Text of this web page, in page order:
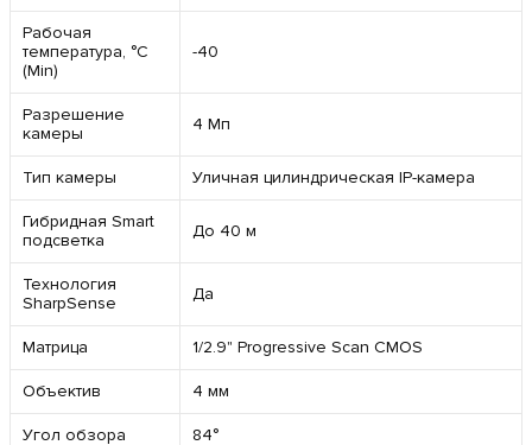
Рабочая
температура, °C
(Min)
-40
Разрешение
камеры
4 Мп
Тип камеры Уличная цилиндрическая IP-камера
Гибридная Smart
подсветка
До 40 м
Технология
SharpSense
Да
Матрица 1/2.9" Progressive Scan CMOS
Объектив 4 мм
Угол обзора 84°